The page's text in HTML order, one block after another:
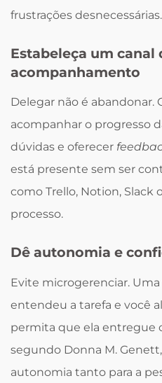
frustrações desnecessárias.
Estabeleça um canal
acompanhamento
Delegar não é abandonar.
acompanhar o progresso
dúvidas e oferecer
está presente sem ser
como Trello, Notion, Slack
processo.
Dê autonomia e
Evite microgerenciar. Uma
entendeu a tarefa e você
permita que ela entregue
segundo Donna M.
autonomia tanto para a